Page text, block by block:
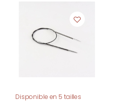
Disponible en 5 tailles